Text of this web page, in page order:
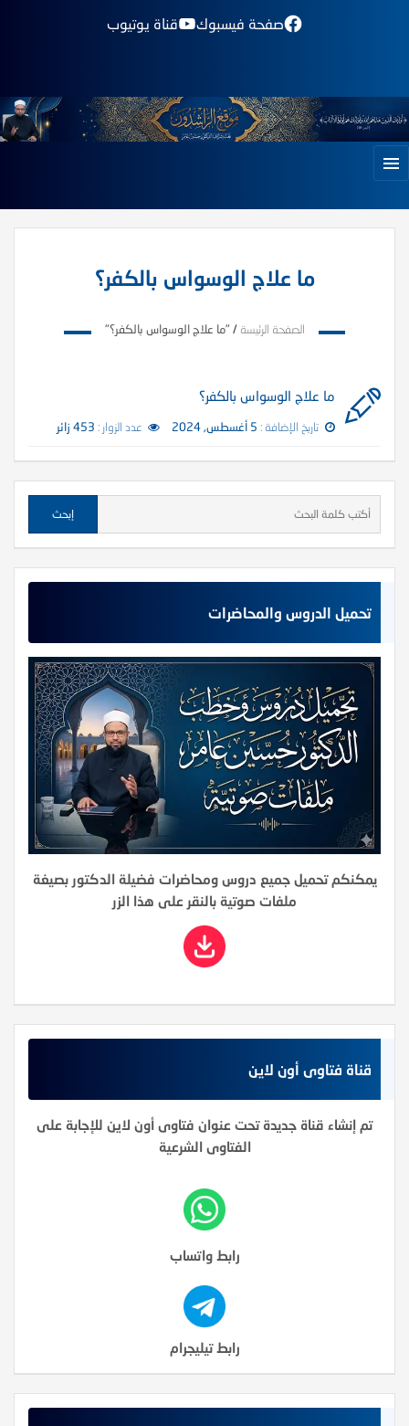
صفحة فيسبوك قناة يوتيوب
ما علاج الوسواس بالكفر؟
الصفحة الرئيسة / "ما علاج الوسواس بالكفر؟"
ما علاج الوسواس بالكفر؟
تاريخ الإضافة : 5 أغسطس, 2024 عدد الزوار : 453 زائر
تحميل الدروس والمحاضرات
يمكنكم تحميل جميع دروس ومحاضرات فضيلة الدكتور بصيغة
ملفات صوتية بالنقر على هذا الزر
قناة فتاوى أون لاين
تم إنشاء قناة جديدة تحت عنوان فتاوى أون لاين للإجابة على
الفتاوى الشرعية
رابط واتساب
رابط تيليجرام